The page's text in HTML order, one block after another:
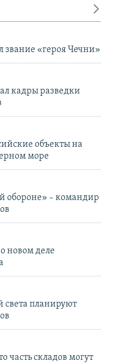
«героя Чечни»
кадры разведки
объекты на
море
обороне» – командир
новом деле
света планируют
складов могут